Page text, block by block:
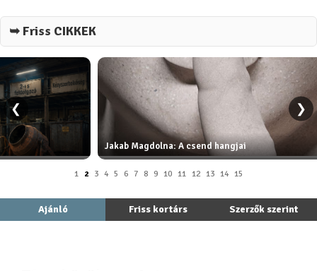
➥ Friss CIKKEK
❮
Jakab Magdolna: A csend hangjai
❯
1 2 3 4 5 6 7 8 9 10 11 12 13 14 15
Ajánló Friss kortárs Szerzők szerint